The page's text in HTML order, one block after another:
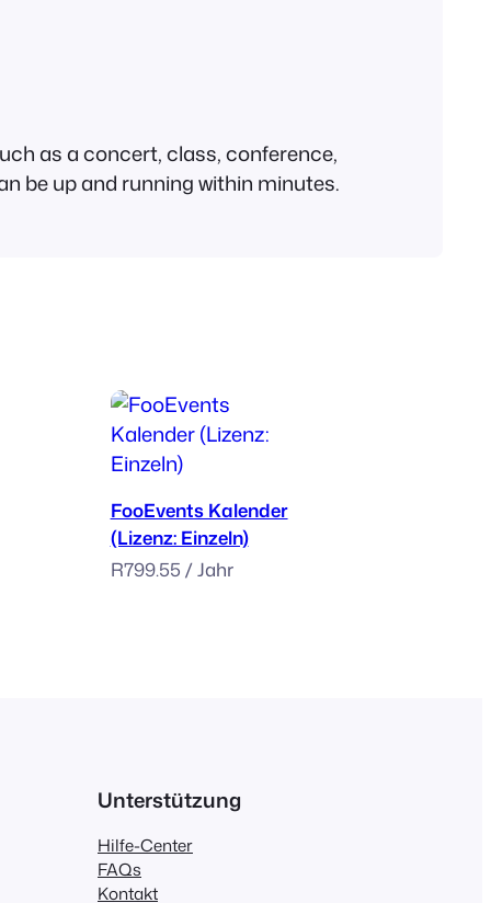
as a concert, class, conference,
be up and running within minutes.
Zum Warenkorb hinzufügen
FooEvents Kalender
(Lizenz: Einzeln)
R799.55 / Jahr
Unterstützung
Hilfe-Center
FAQs
Kontakt